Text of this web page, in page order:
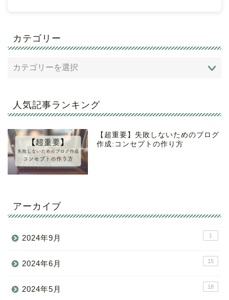
カテゴリー
人気記事ランキング
【超重要】失敗しないためのブログ
作成:コンセプトの作り方
アーカイブ
2024年9月 1
2024年6月 15
2024年5月 18